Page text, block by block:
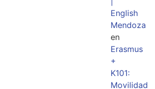
English
Mendoza
en
Erasmus
+
K101:
Movilidad